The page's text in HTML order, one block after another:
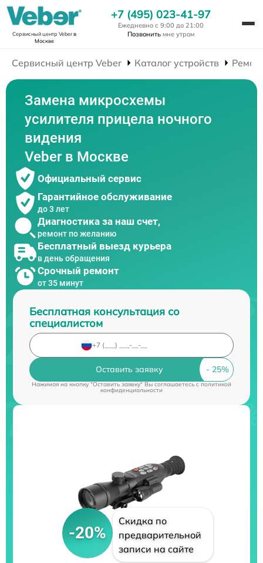
Сервисный центр Veberв
Москве
+7 (495) 023-41-97
Ежедневно с 9:00 до 21:00
Позвонить мне утром
Сервисный центр Veber Каталог устройств
Замена микросхемы
усилителя прицела ночного
видения
Veber в Москве
Официальный сервис
Гарантийное обслуживание
до 3 лет
Диагностика за наш счет,
ремонт по желанию
Бесплатный выезд курьера
в день обращения
Срочный ремонт
от 35 минут
Бесплатная консультация со
специалистом
Оставить заявку
Нажимая на кнопку "Оставить заявку" Вы соглашаетесь cполитикой
конфиденциальности
-20%
Скидка по
предварительной
записи на сайте